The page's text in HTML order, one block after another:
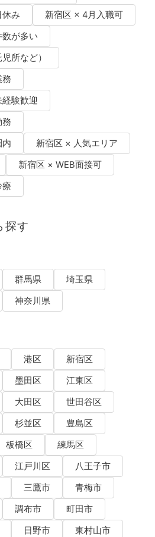
み
新宿区 × 4月入職可
が多い
所など）
務
験歓迎
務
内
新宿区 × 人気エリア
新宿区 × WEB面接可
療
探す
群馬県
埼玉県
神奈川県
港区
新宿区
墨田区
江東区
大田区
世田谷区
杉並区
豊島区
板橋区
練馬区
江戸川区
八王子市
三鷹市
青梅市
調布市
町田市
日野市
東村山市